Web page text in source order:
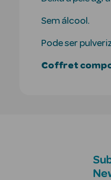
Sem álcool.
Pode ser
Coffret